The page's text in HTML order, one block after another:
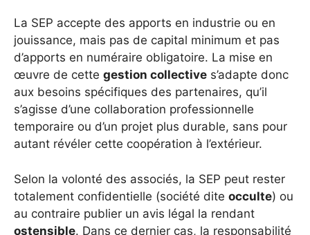
La SEP accepte des apports en industrie ou en
jouissance, mais pas de capital minimum et pas
d’apports en numéraire obligatoire. La mise en
œuvre de cette gestion collective s’adapte donc
aux besoins spécifiques des partenaires, qu’il
s’agisse d’une collaboration professionnelle
temporaire ou d’un projet plus durable, sans pour
autant révéler cette coopération à l’extérieur.
Selon la volonté des associés, la SEP peut rester
totalement confidentielle (société dite occulte) ou
au contraire publier un avis légal la rendant
ostensible. Dans ce dernier cas, la responsabilité